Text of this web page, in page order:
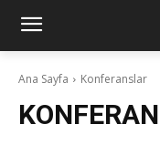
Ana Sayfa Konferanslar